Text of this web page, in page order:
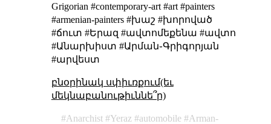
Grigorian #contemporary-art #art #painters
#armenian-painters #խաշ #խորոված
#ճուտ #Երազ #ավտոմեքենա #ավտո
#Անարխիստ #Արման֊Գրիգորյան
#արվեստ
բնօրինակ սփիւռքում(եւ
մեկնաբանութիւննե՞ր)
Anarchist Yeraz automobile
Arman-